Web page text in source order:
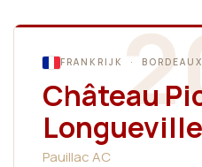
FRANKRIJK ·
Château
Longueville
Pauillac AC